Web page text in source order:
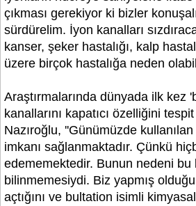
çıkması gerekiyor ki bizler
sürdürelim. İyon kanalları
kanser, şeker hastalığı, kalp
üzere birçok hastalığa neden
Araştırmalarında dünyada ilk kez
kanallarını kapatıcı özelliğini
Nazıroğlu, ''Günümüzde
imkanı sağlanmaktadır. Çünkü
edememektedir. Bunun nedeni bu
bilinmemesiydi. Biz yapmış
açtığını ve bultation isimli